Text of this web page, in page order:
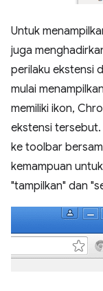
Untuk
juga
perilaku ekstensi
mulai
memiliki ikon,
ekstensi
ke toolbar
kemampuan
"tampilkan" dan